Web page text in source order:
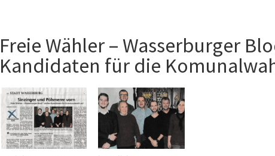
Freie Wähler – Wasserburger
Kandidaten für die